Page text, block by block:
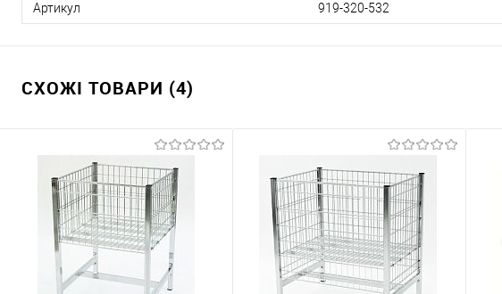
Артикул 919-320-532
СХОЖІ ТОВАРИ (4)